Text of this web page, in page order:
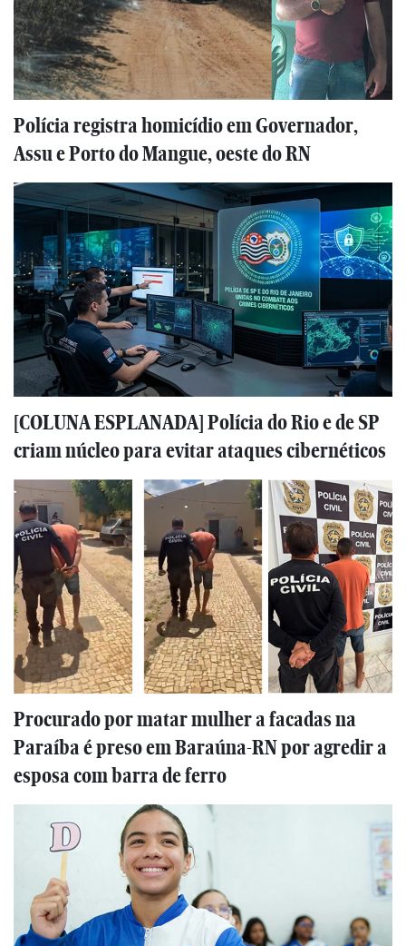
Polícia registra homicídio em Governador,
Assu e Porto do Mangue, oeste do RN
[COLUNA ESPLANADA] Polícia do Rio e de SP
criam núcleo para evitar ataques cibernéticos
Procurado por matar mulher a facadas na
Paraíba é preso em Baraúna-RN por agredir a
esposa com barra de ferro